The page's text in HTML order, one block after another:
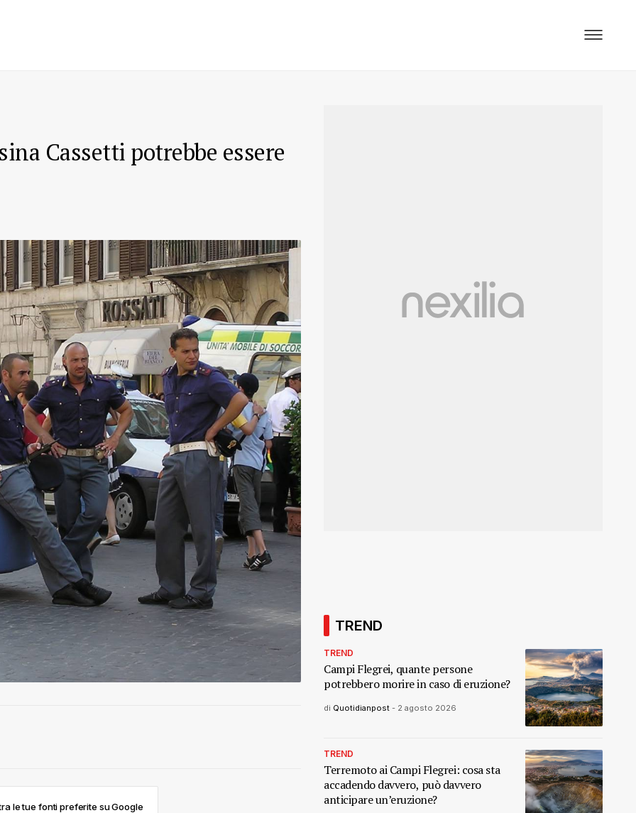
Cassetti potrebbe essere
le tue fonti preferite su Google
TREND
TREND
Campi Flegrei, quante persone
potrebbero morire in caso di eruzione?
di Quotidianpost - 2 agosto 2026
TREND
Terremoto ai Campi Flegrei: cosa sta
accadendo davvero, può davvero
anticipare un’eruzione?